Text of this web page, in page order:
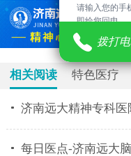
请输入您的手
即给您回电。
拨打
相关阅读 特色医疗
济南远大精神专科医
每日医点-济南远大脑